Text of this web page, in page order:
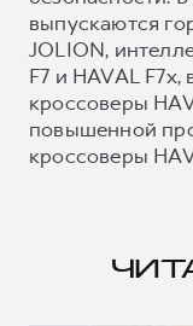
выпускаются
JOLION,
F7 и HAVAL
кроссоверы
повышенной
кроссоверы